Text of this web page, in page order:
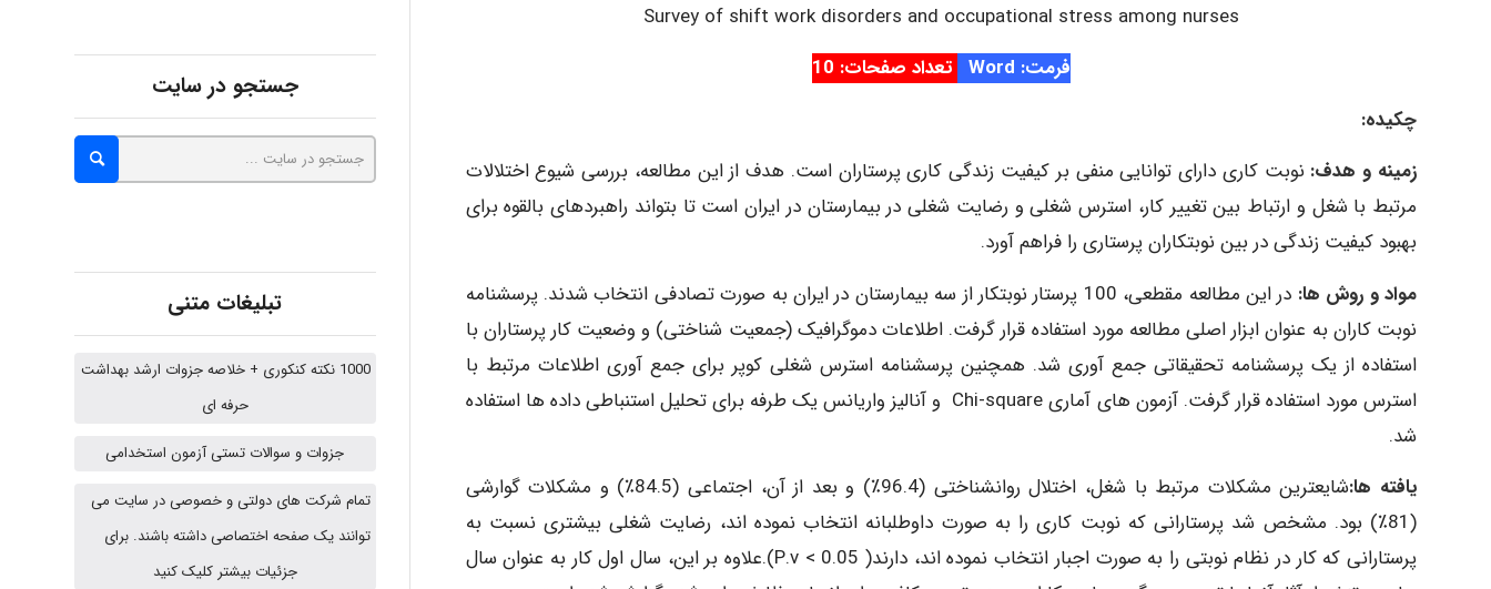
Survey of shift work disorders and occupational stress among nurses
فرمت: Word
تعداد صفحات: 10
چکیده:
زمینه و هدف: نوبت کاری دارای توانایی منفی بر کیفیت زندگی کاری پرستاران است. هدف از این مطالعه، بررسی شیوع اختلالات
مرتبط با شغل و ارتباط بین تغییر کار، استرس شغلی و رضایت شغلی در بیمارستان در ایران است تا بتواند راهبردهای بالقوه برای
بهبود کیفیت زندگی در بین نوبتکاران پرستاری را فراهم آورد.
مواد و روش ها:
در این مطالعه مقطعی، 100 پرستار نوبتکار از سه بیمارستان در ایران به صورت تصادفی انتخاب شدند. پرسشنامه
نوبت کاران به عنوان ابزار اصلی مطالعه مورد استفاده قرار گرفت. اطلاعات دموگرافیک (جمعیت شناختی) و وضعیت کار پرستاران با
استفاده از یک پرسشنامه تحقیقاتی جمع آوری شد. همچنین پرسشنامه استرس شغلی کوپر برای جمع آوری اطلاعات مرتبط با
استرس مورد استفاده قرار گرفت. آزمون های آماری Chi-square و آنالیز واریانس یک طرفه برای تحلیل استنباطی داده ها استفاده
شد.
یافته ها:
شایعترین مشکلات مرتبط با شغل، اختلال روانشناختی (96.4٪) و بعد از آن، اجتماعی (84.5٪) و مشکلات گوارشی
(81٪) بود. مشخص شد پرستارانی که نوبت کاری را به صورت داوطلبانه انتخاب نموده اند، رضایت شغلی بیشتری نسبت به
پرستارانی که کار در نظام نوبتی را به صورت اجبار انتخاب نموده اند، دارند( P.v < 0.05).علاوه بر این، سال اول کار به عنوان سال
Kati
emami
Chehri
Jafar Tym
جستجو در سایت
تبلیغات متنی
1000 نکته کنکوری + خلاصه جزوات ارشد بهداشت
حرفه ای
جزوات و سوالات تستی آزمون استخدامی
تمام شرکت های دولتی و خصوصی در سایت می
توانند یک صفحه اختصاصی داشته باشند. برای
جزئیات بیشتر کلیک کنید